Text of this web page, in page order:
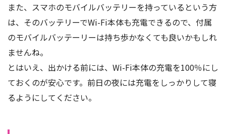
また、スマホのモバイルバッテリーを持っているという方
は、そのバッテリーでWi-Fi本体も充電できるので、付属
のモバイルバッテーリーは持ち歩かなくても良いかもしれ
ませんね。
とはいえ、出かける前には、Wi-Fi本体の充電を100％にし
ておくのが安心です。前日の夜には充電をしっかりして寝
るようにしてください。